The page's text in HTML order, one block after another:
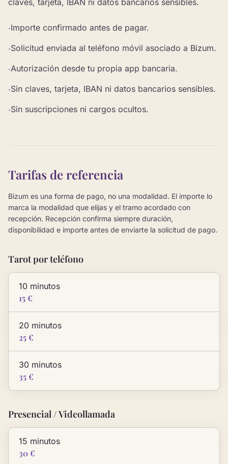
claves, tarjeta, IBAN ni datos bancarios sensibles.
·Importe confirmado antes de pagar.
·Solicitud enviada al teléfono móvil asociado a Bizum.
·Autorización desde tu propia app bancaria.
·Sin claves, tarjeta, IBAN ni datos bancarios sensibles.
·Sin suscripciones ni cargos ocultos.
Tarifas de referencia
Bizum es una forma de pago, no una modalidad. El importe lo
marca la modalidad que elijas y el tramo acordado con
recepción. Recepción confirma siempre duración,
disponibilidad e importe antes de enviarte la solicitud de pago.
Tarot por teléfono
10 minutos
15 €
20 minutos
25 €
30 minutos
35 €
Presencial / Videollamada
15 minutos
30 €